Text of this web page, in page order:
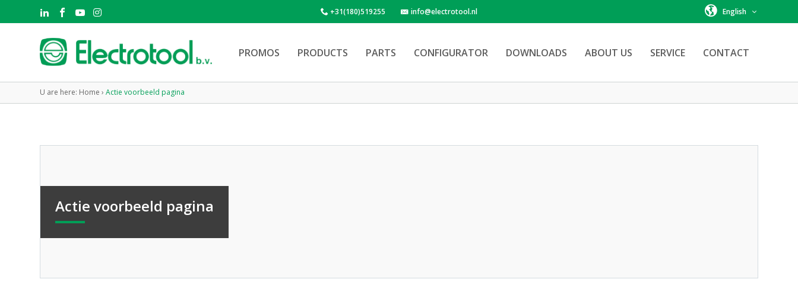
+31(180)519255 info@electrotool.nl English
PROMOS PRODUCTS PARTS CONFIGURATOR DOWNLOADS ABOUT US SERVICE CONTACT
U are here: Home › Actie voorbeeld pagina
Actie voorbeeld pagina